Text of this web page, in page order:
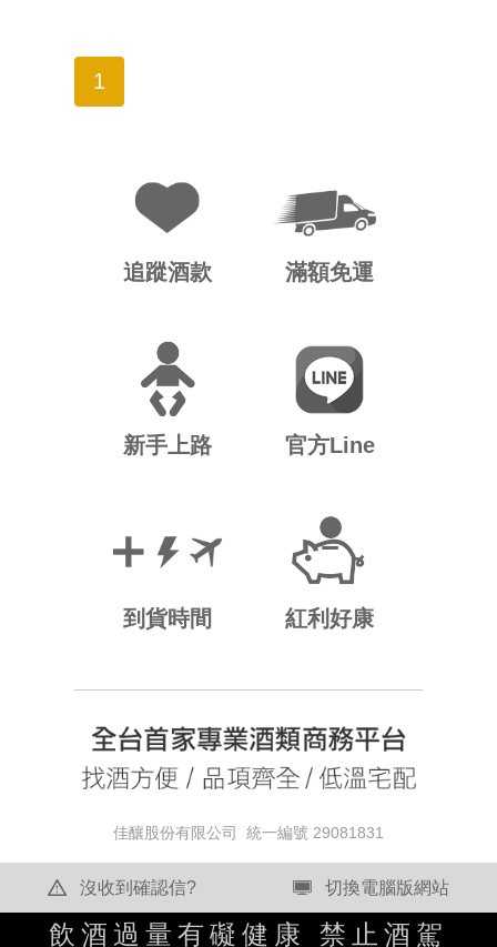
1
追蹤酒款 滿額免運
新手上路 官方Line
到貨時間 紅利好康
佳釀股份有限公司 統一編號 29081831
沒收到確認信? 切換電腦版網站
飲酒過量有礙健康 禁止酒駕